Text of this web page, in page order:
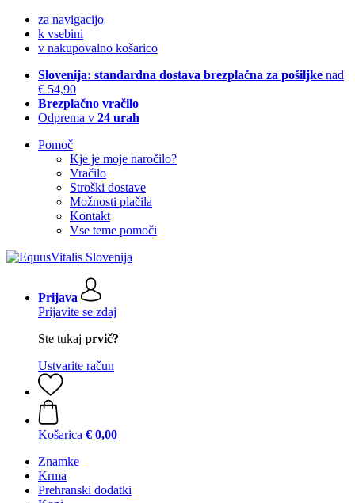
za navigacijo
k vsebini
v nakupovalno košarico
Slovenija: standardna dostava brezplačna za pošiljke nad
€ 54,90
Brezplačno vračilo
Odprema v 24 urah
Pomoč
Kje je moje naročilo?
Vračilo
Stroški dostave
Možnosti plačila
Kontakt
Vse teme pomoči
Prijava
Prijavite se zdaj
Ste tukaj prvič?
Ustvarite račun
Košarica € 0,00
Znamke
Krma
Prehranski dodatki